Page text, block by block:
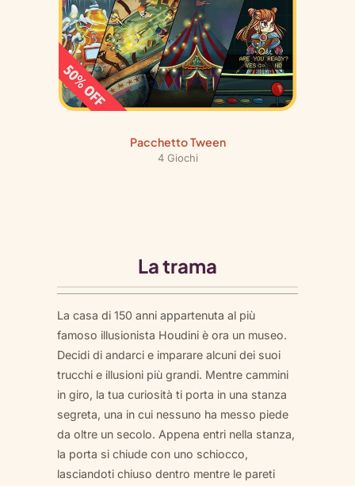
Pacchetto Tween
4 Giochi
La trama
La casa di 150 anni appartenuta al più
famoso illusionista Houdini è ora un museo.
Decidi di andarci e imparare alcuni dei suoi
trucchi e illusioni più grandi. Mentre cammini
in giro, la tua curiosità ti porta in una stanza
segreta, una in cui nessuno ha messo piede
da oltre un secolo. Appena entri nella stanza,
la porta si chiude con uno schiocco,
lasciandoti chiuso dentro mentre le pareti